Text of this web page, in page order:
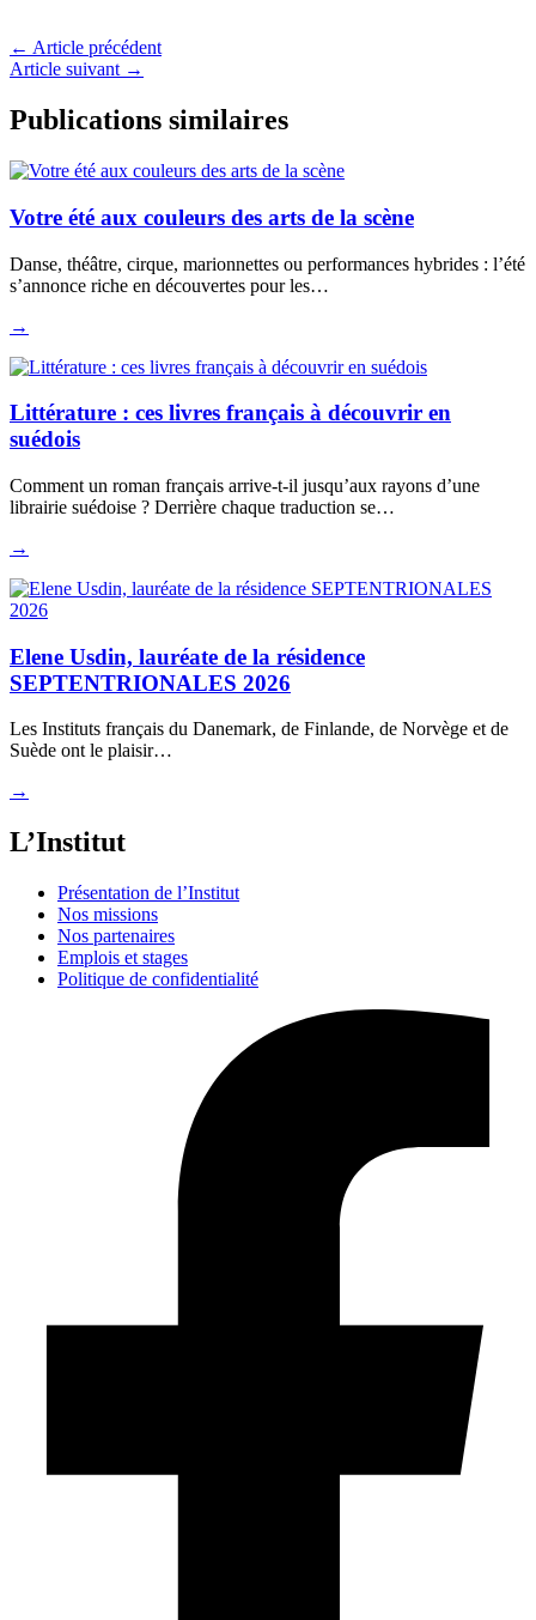
← Article précédent
Article suivant →
Publications similaires
Votre été aux couleurs des arts de la scène
Danse, théâtre, cirque, marionnettes ou performances hybrides : l’été
s’annonce riche en découvertes pour les…
→
Littérature : ces livres français à découvrir en
suédois
Comment un roman français arrive-t-il jusqu’aux rayons d’une
librairie suédoise ? Derrière chaque traduction se…
→
Elene Usdin, lauréate de la résidence
SEPTENTRIONALES 2026
Les Instituts français du Danemark, de Finlande, de Norvège et de
Suède ont le plaisir…
→
L’Institut
Présentation de l’Institut
Nos missions
Nos partenaires
Emplois et stages
Politique de confidentialité